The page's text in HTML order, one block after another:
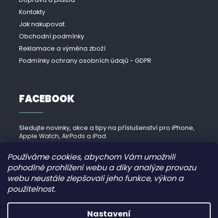
Používáme cookies, abychom Vám umožnili
pohodlné prohlížení webu a díky analýze provozu
webu neustále zlepšovali jeho funkce, výkon a
použitelnost.
Nastavení
Kontakty
Jak nakupovat
Obchodní podmínky
Reklamace a výměna zboží
Podmínky ochrany osobních údajů - GDPR
FACEBOOK
Sledujte novinky, akce a tipy na příslušenství pro iPhone,
Apple Watch, AirPods a iPad.
. Všechna práva vyhrazena.